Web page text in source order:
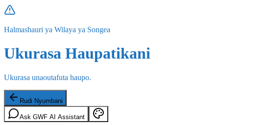
Halmashauri ya Wilaya ya Songea
Ukurasa Haupatikani
Ukurasa unaoutafuta haupo.
Rudi Nyumbani
Ask GWF AI Assistant